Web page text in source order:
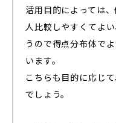
活用目的によっては
人比較しやすくてよ
うので得点分布体で
います。
こちらも目的に応じ
でしょう。